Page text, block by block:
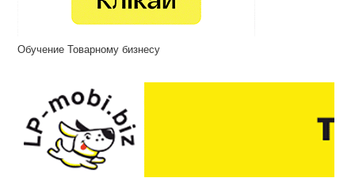
Обучение Товарному бизнесу